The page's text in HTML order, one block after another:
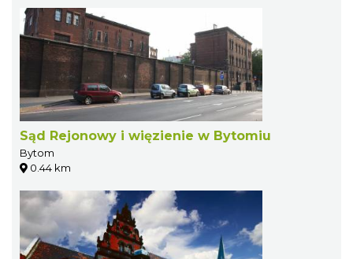
Sąd Rejonowy i więzienie w Bytomiu
Bytom
0.44 km